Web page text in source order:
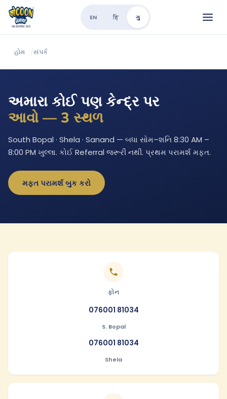
EN हि ગુ
હોમ /સંપર્ક
અમારા કોઈ પણ કેન્દ્ર પર
આવો — 3 સ્થળ
South Bopal · Shela · Sanand — બધા સોમ–શનિ 8:30 AM –
8:00 PM ખુલ્લા. કોઈ Referral જરૂરી નથી. પ્રથમ પરામર્શ મફત.
મફત પરામર્શ બુક કરો
ફોન
076001 81034
S. Bopal
076001 81034
Shela